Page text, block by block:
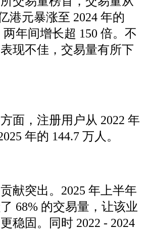
港元暴涨至 2024 年的
两年间增长超 150 倍。不
现不佳，交易量有所下
面，注册用户从 2022 年
年的 144.7 万人。
献突出。2025 年上半年
68% 的交易量，让该业
稳固。同时 2022 - 2024